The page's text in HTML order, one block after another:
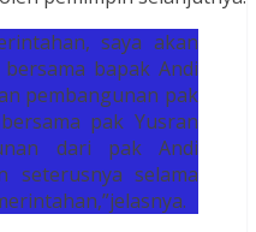
saya akan
bapak Andi
pembangunan pak
pak Yusran
dari pak Andi
seterusnya selama